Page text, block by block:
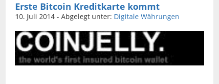
Erste Bitcoin Kreditkarte kommt
10. Juli 2014 - Abgelegt unter: Digitale Währungen